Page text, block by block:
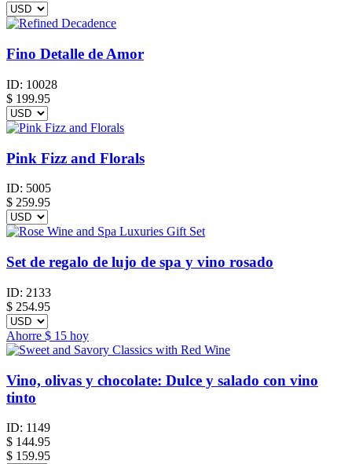
Fino Detalle de Amor
ID: 10028
$ 199.95
Pink Fizz and Florals
ID: 5005
$ 259.95
Set de regalo de lujo de spa y vino rosado
ID: 2133
$ 254.95
Ahorre $ 15 hoy
Vino, olivas y chocolate: Dulce y salado con vino
tinto
ID: 1149
$ 144.95
$ 159.95